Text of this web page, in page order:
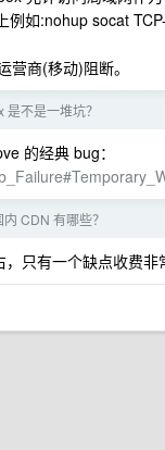
如:nohup socat
商(移动)阻断。
是不是一堆坑？
的经典 bug：
CDN 有哪些？
只有一个缺点收费非